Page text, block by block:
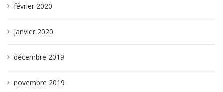
février 2020
janvier 2020
décembre 2019
novembre 2019